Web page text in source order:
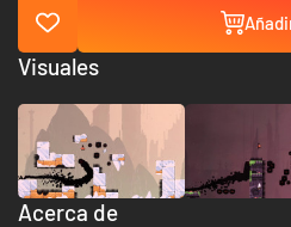
Acerca de
Visuales